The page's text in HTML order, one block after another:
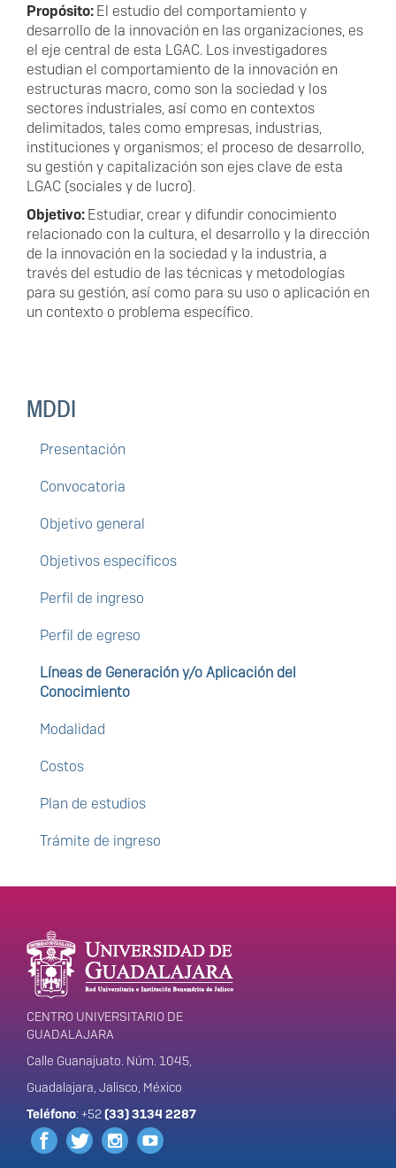
Propósito:El estudio del comportamiento y
desarrollo de la innovación en las organizaciones, es
el eje central de esta LGAC. Los investigadores
estudian el comportamiento de la innovación en
estructuras macro, como son la sociedad y los
sectores industriales, así como en contextos
delimitados, tales como empresas, industrias,
instituciones y organismos; el proceso de desarrollo,
su gestión y capitalización son ejes clave de esta
LGAC (sociales y de lucro).
Objetivo:Estudiar, crear y difundir conocimiento
relacionado con la cultura, el desarrollo y la dirección
de la innovación en la sociedad y la industria, a
través del estudio de las técnicas y metodologías
para su gestión, así como para su uso o aplicación en
un contexto o problema específico.
MDDI
Presentación
Convocatoria
Objetivo general
Objetivos específicos
Perfil de ingreso
Perfil de egreso
Líneas de Generación y/o Aplicación del
Conocimiento
Modalidad
Costos
Plan de estudios
Trámite de ingreso
Enlaces de interés
Información del
portal
CENTRO UNIVERSITARIO DE
GUADALAJARA
Calle Guanajuato. Núm. 1045,
Guadalajara, Jalisco, México
Teléfono: +52(33) 3134 2287